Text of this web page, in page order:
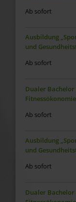
Ab sofort
Ausbildung
und
Ab sofort
Dualer Bachelor
Ab sofort
Ausbildung
und
Ab sofort
Dualer Bachelor